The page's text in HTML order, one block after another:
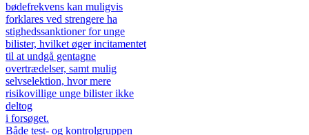
bødefrekvens kan muligvis
forklares ved strengere ha
stighedssanktioner for unge
bilister, hvilket øger incitamentet
til at undgå gentagne
overtrædelser, samt mulig
selvselektion, hvor mere
risikovillige unge bilister ikke
deltog
i forsøget.
Både test- og kontrolgruppen